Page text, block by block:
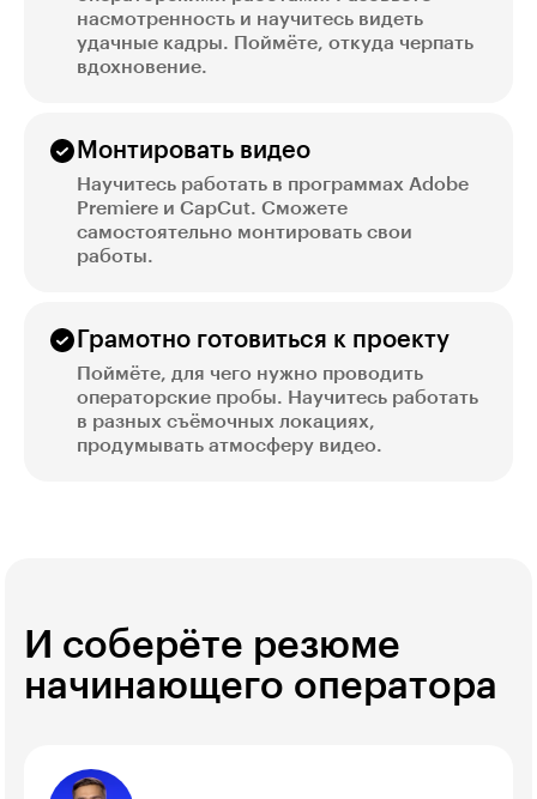
насмотренность и научитесь видеть
удачные кадры. Поймёте, откуда черпать
вдохновение.
Монтировать видео
Научитесь работать в программах Adobe
Premiere и CapCut. Сможете
самостоятельно монтировать свои
работы.
Грамотно готовиться к проекту
Поймёте, для чего нужно проводить
операторские пробы. Научитесь работать
в разных съёмочных локациях,
продумывать атмосферу видео.
И соберёте резюме
начинающего оператора